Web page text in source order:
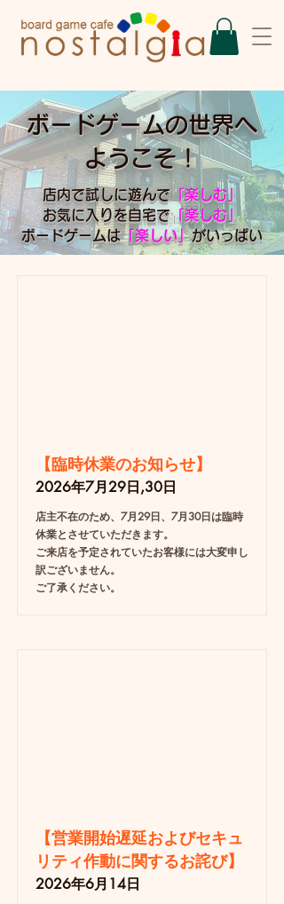
ボードゲームの世界へ
ようこそ！
店内で試しに遊んで「楽しむ」
お気に入りを自宅で「楽しむ」
ボードゲームは「楽しい」がいっぱい
【臨時休業のお知らせ】
2026年7月29日,30日
店主不在のため、7月29日、7月30日は臨時
休業とさせていただきます。
ご来店を予定されていたお客様には大変申し
訳ございません。
ご了承ください。
【営業開始遅延およびセキュ
リティ作動に関するお詫び】
2026年6月14日